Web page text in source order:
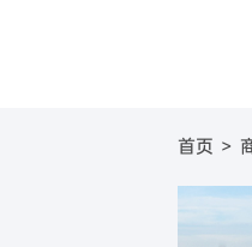
首页 >